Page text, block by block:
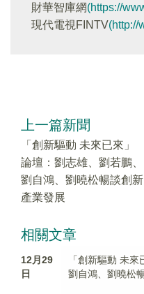
財華智庫網(https://
現代電視FINTV(http://
上一篇新聞
「創新驅動 未來已來」
論壇：劉志雄、劉若鵬、
劉自鴻、劉曉松暢談創新
產業發展
相關文章
12月29
日
「創新驅動 未
劉自鴻、劉曉松